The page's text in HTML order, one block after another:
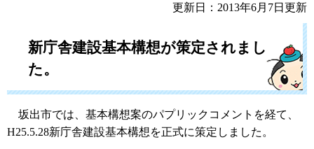
更新日：2013年6月7日更新
新庁舎建設基本構想が策定されまし
た。
坂出市では、基本構想案のパプリックコメントを経て、
H25.5.28新庁舎建設基本構想を正式に策定しました。